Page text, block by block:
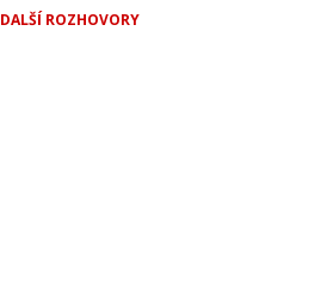
DALŠÍ ROZHOVORY